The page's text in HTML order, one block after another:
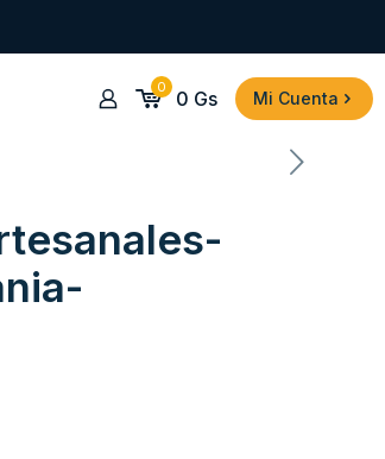
0 0 Gs Mi Cuenta